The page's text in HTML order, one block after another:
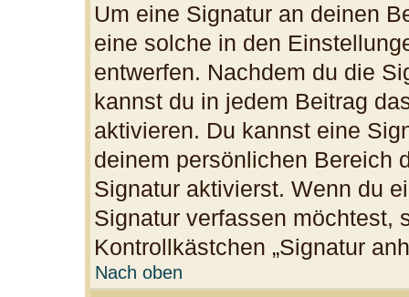
Um eine Signatur an deinen
eine solche in den
entwerfen. Nachdem du die
kannst du in jedem Beitrag
aktivieren. Du kannst eine
deinem persönlichen Bereich
Signatur aktivierst. Wenn du
Signatur verfassen möchtest,
Kontrollkästchen „Signatur
Nach oben